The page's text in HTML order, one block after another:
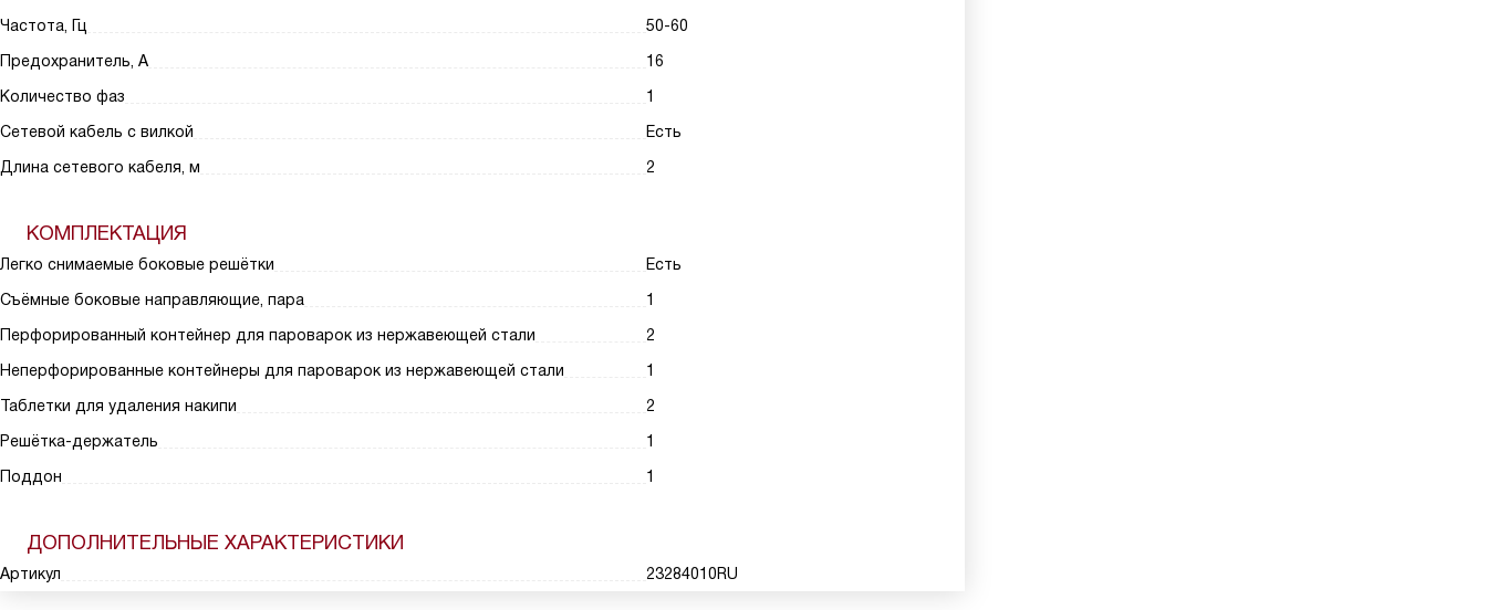
Частота, Гц
50-60
Предохранитель, А
16
Количество фаз
1
Сетевой кабель с вилкой
Есть
Длина сетевого кабеля, м
2
КОМПЛЕКТАЦИЯ
Легко снимаемые боковые решётки
Есть
Съёмные боковые направляющие, пара
1
Перфорированный контейнер для пароварок из нержавеющей стали
2
Неперфорированные контейнеры для пароварок из нержавеющей стали
1
Таблетки для удаления накипи
2
Решётка-держатель
1
Поддон
1
ДОПОЛНИТЕЛЬНЫЕ ХАРАКТЕРИСТИКИ
Артикул 23284010RU